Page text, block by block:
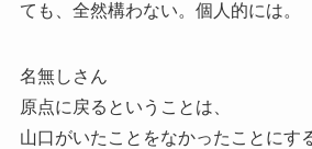
ても、全然構わない。個人的には。
名無しさん
原点に戻るということは、
山口がいたことをなかったことにす